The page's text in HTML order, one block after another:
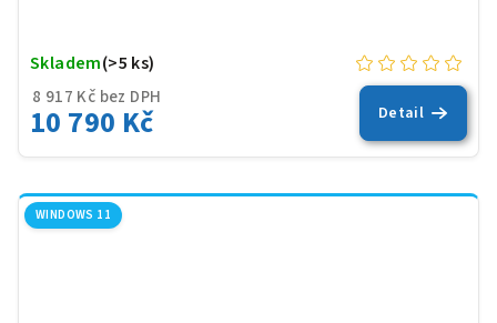
8 917 Kč bez DPH
10 790 Kč
Skladem(>5 ks)
Detail
WINDOWS 11